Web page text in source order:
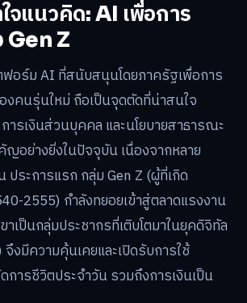
จแนวคิด: AI เพื่อการ
Gen Z
อร์ม AI ที่สนับสนุนโดยภาครัฐเพื่อการ
คนรุ่นใหม่ ถือเป็นจุดตัดที่น่าสนใจ
การเงินส่วนบุคคล และนโยบายสาธารณะ
อย่างยิ่งในปัจจุบัน เนื่องจากหลาย
ระการแรก กลุ่ม Gen Z (ผู้ที่เกิด
2555) กำลังทยอยเข้าสู่ตลาดแรงงาน
าเป็นกลุ่มประชากรที่เติบโตมาในยุคดิจิทัล
งมีความคุ้นเคยและเปิดรับการใช้
การชีวิตประจำวัน รวมถึงการเงินเป็น